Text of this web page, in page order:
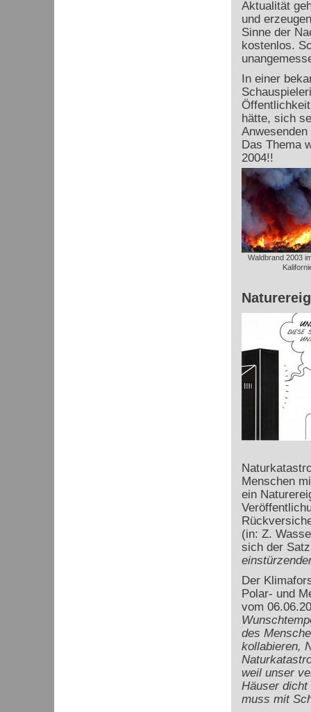
Aktualität
und
Sinne der
kostenlos.
In einer
hätte, sich
Das Thema
2004!!
Waldbrand 2003
Menschen
ein
(in: Z.
sich der
Der
Polar- und
vom
des
kollabieren,
weil unser
Häuser dicht
muss mit